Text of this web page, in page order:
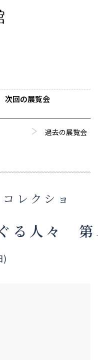
次回の展覧会
過去の展覧会
レクショ
る人々
)